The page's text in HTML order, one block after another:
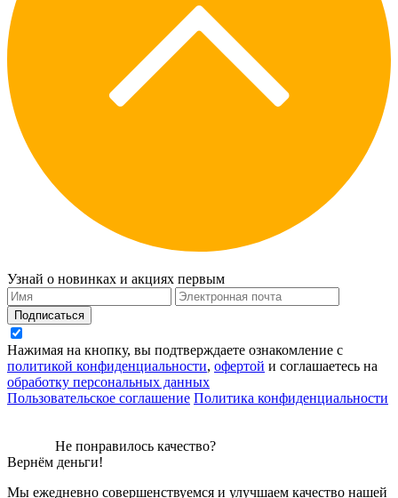
Узнай о новинках и акциях первым
Подписаться
Нажимая на кнопку, вы подтверждаете ознакомление с
политикой конфиденциальности, офертой и соглашаетесь на
обработку персональных данных
Пользовательское соглашение Политика конфиденциальности
Не понравилось качество?
Вернём деньги!
Мы ежедневно совершенствуемся и улучшаем качество нашей